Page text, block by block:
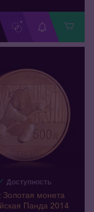
Доступность
Золотая монета
Панда 2014